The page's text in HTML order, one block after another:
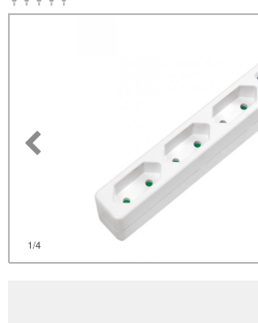
1/4
(